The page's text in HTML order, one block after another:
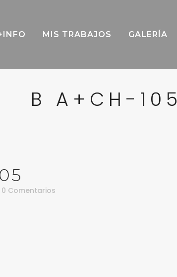
MIS TRABAJOS GALERÍA
B A+CH-105
0 Comentarios